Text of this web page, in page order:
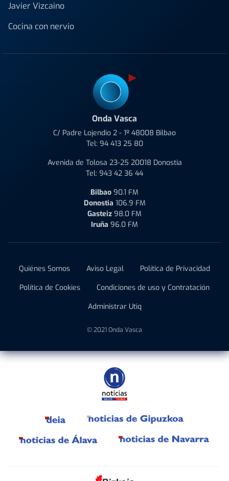
Javier Vizcaino
Cocina con nervio
Onda Vasca
C/ Padre Lojendio 2 - 1º 48008 Bilbao
Tel: 94 413 25 80
Avenida de Tolosa 23-25 20018 Donostia
Tel: 943 42 36 44
Bilbao 90.1 FM
Donostia 106.9 FM
Gasteiz 98.0 FM
Iruña 96.0 FM
Quiénes Somos Aviso Legal
Política de Privacidad
Política de Cookies
Condiciones de uso y Contratación
Administrar Utiq
© 2021 Onda Vasca